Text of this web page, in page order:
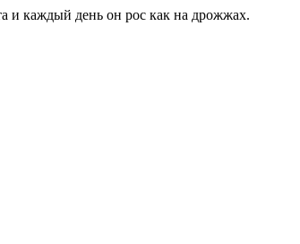
и каждый день он рос как на дрожжах.